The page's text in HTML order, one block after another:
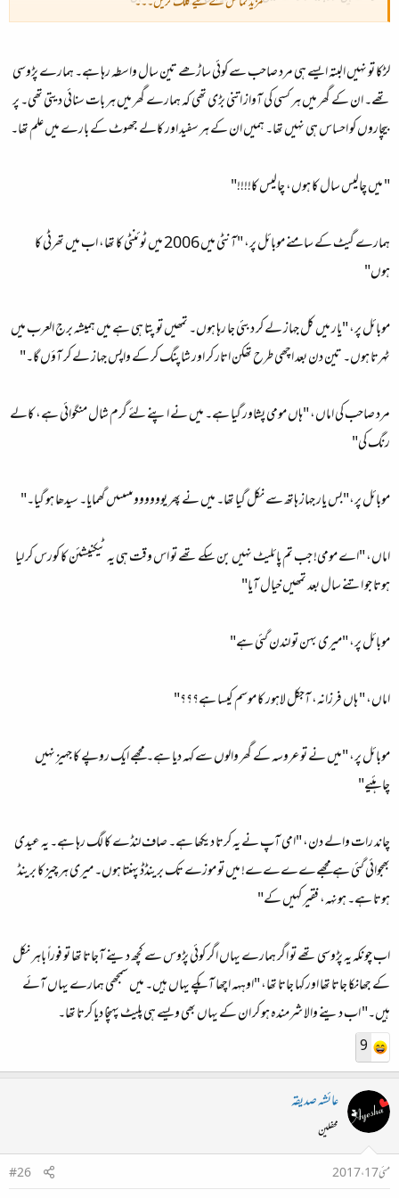
تاہم تھوڑی دیر بعد جب بارات آتی ہے تو ڈائیاں لگا لگا کر پیسے لوٹنے لگ جاتے ہیں!!!
لڑکا تو نہیں البتہ ایسے ہی مرد صاحب سے کوئی ساڑھے تین سال واسطہ رہا ہے۔ ہمارے پڑوسی
تھے۔ ان کے گھر میں ہر کسی کی آواز اتنی بڑی تھی کہ ہمارے گھر میں ہر بات سنائی دیتی تھی۔ پر
بیچاروں کو احساس ہی نہیں تھا۔ ہمیں ان کے ہر سفید اور کالے جھوٹ کے بارے میں علم تھا۔
" میں چالیس سال کا ہوں، چالیس کا!!!!"
ہمارے گیٹ کے سامنے موبائل پر، "آنٹی میں 2006 میں ٹوئنٹی کا تھا، اب میں تھرٹی کا
ہوں"
موبائل پر، "یار میں کل جہاز لے کر دبئی جا رہا ہوں۔ تمھیں تو پتا ہی ہے میں ہمیشہ برج العرب میں
ٹہرتا ہوں۔ تین دن بعد اچھی طرح تھکن اتار کر اور شاپنگ کر کے واپس جہاز لے کر آؤں گا۔"
مرد صاحب کی اماں، "ہاں مومی پشاور گیا ہے۔ میں نے اپنے لئے گرم شال منگوائی ہے، کالے
رنگ کی"
موبائل پر،"بس یار جہاز ہاتھ سے نکل گیا تھا۔ میں نے پھر یووووووںںںںںںں گھمایا۔ سیدھا ہو گیا۔"
اماں، "اے مومی! جب تم پائلیٹ نہیں بن سکے تھے تو اس وقت ہی یہ ٹیکنیشئن کا کورس کر لیا
ہوتا جو اتنے سال بعد تمھیں خیال آیا"
موبائل پر، "میری بہن تو لندن گئی ہے"
اماں، " ہاں فرزانہ، آجکل لاہور کا موسم کیسا ہے؟؟؟"
موبائل پر، "میں نے تو عروسہ کے گھر والوں سے کہہ دیا ہے۔ مجھے ایک روپے کا جہیز نہیں
چاہئیے"
چاند رات والے دن، "امی آپ نے یہ کرتا دیکھا ہے۔ صاف لنڈے کا لگ رہا ہے۔ یہ عیدی
بھجوائی گئی ہے مجھےےےےے! میں تو موزے تک برینڈڈ پہنتا ہوں۔ میری ہر چیز کا برینڈ
ہوتا ہے۔ ہونہہ، فقیر کہیں کے"
اب چونکہ یہ پڑوسی تھے تو اگر ہمارے یہاں اگر کوئی پڑوس سے کچھ دینے آجاتا تھا تو فوراً باہر نکل
کے جھانکا جاتا تھا اور کہا جاتا تھا، "اوہہہ اچھا آپکے یہاں ہیں۔ میں سمجھی ہمارے یہاں آئے
ہیں۔" اب دینے والا شرمندہ ہو کر ان کے یہاں بھی ویسے ہی پلیٹ پہنچا دیا کرتا تھا۔
9
عائشہ صدیقہ
محفلین
مئی 17، 2017
#26